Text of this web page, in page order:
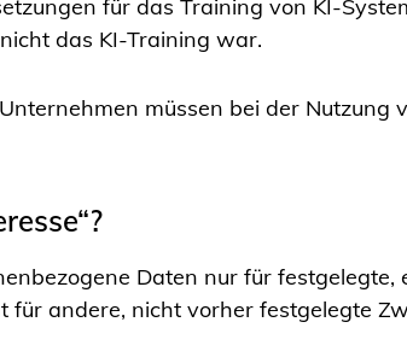
für das Training von KI-
das KI-Training war.
müssen bei der Nutzung
Daten nur für festgelegte,
andere, nicht vorher festgelegte